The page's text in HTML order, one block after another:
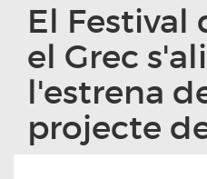
El Festival
el Grec
l'estrena
projecte